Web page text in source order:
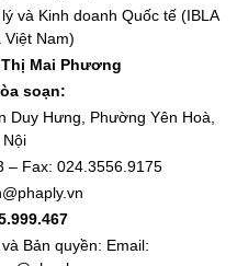
và Kinh doanh Quốc tế (IBLA
Việt Nam)
Mai Phương
soạn:
Duy Hưng, Phường Yên Hoà,
Nội
– Fax: 024.3556.9175
Bản quyền: Email: